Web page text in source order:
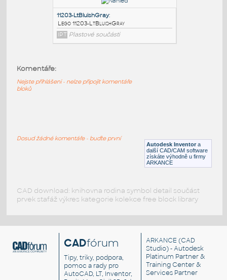
60484-Yellow:
Lego 60484-Yellow
IPT Plastové součásti
Lego 11211-LtBluishGray
Lego 11203-LtBluishGray
Autodesk Inventor a
další CAD/CAM software
získáte výhodně u firmy
ARKANCE
Komentáře:
Nejste přihlášeni - nelze připojit komentáře
bloků
Dosud žádné komentáře - buďte první
CAD download: knihovna rodina symbol detail součást
prvek stafáž výkres kategorie kolekce free block library
CADfórum
Tipy, triky, podpora,
pomoc a rady pro
AutoCAD, LT, Inventor,
ARKANCE (CAD
Studio) - Autodesk
Platinum Partner &
Training Center &
Services Partner